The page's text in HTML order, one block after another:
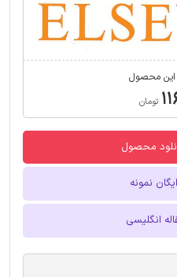
محصول
تومان
محصول
نمونه
انگلیسی